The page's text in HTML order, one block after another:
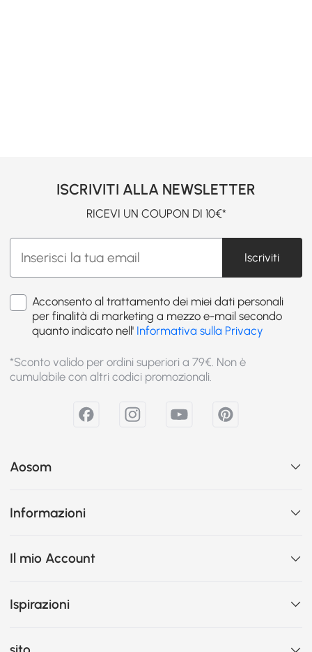
ISCRIVITI ALLA NEWSLETTER
RICEVI UN COUPON DI 10€*
Iscriviti
Acconsento al trattamento dei miei dati personali
per finalità di marketing a mezzo e-mail secondo
quanto indicato nell' Informativa sulla Privacy
*Sconto valido per ordini superiori a 79€. Non è
cumulabile con altri codici promozionali.
Aosom
Informazioni
Il mio Account
Ispirazioni